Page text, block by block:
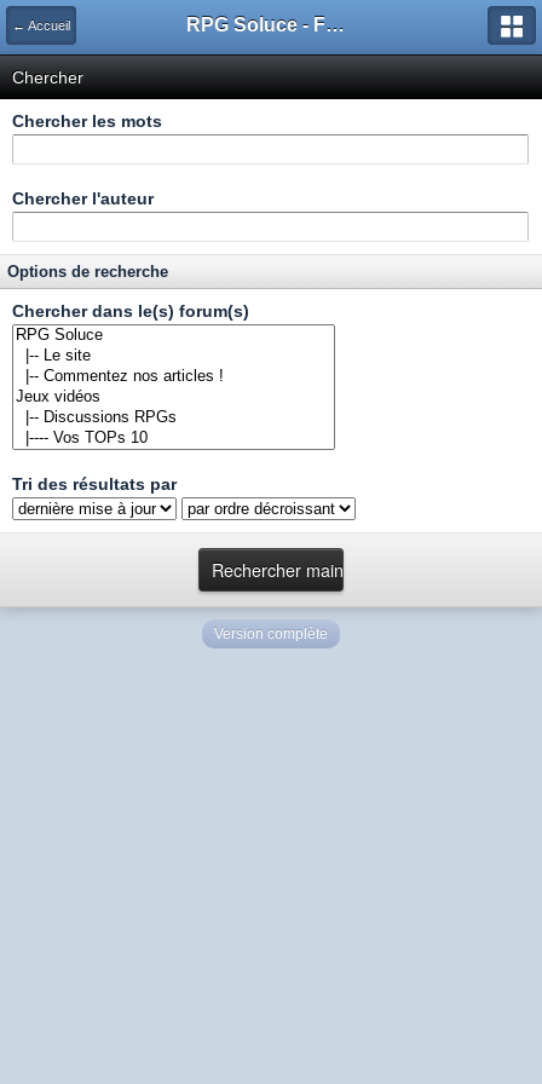
← Accueil RPG Soluce - Forum
Chercher
Chercher les mots
Chercher l'auteur
Options de recherche
Chercher dans le(s) forum(s)
Tri des résultats par
Version complète